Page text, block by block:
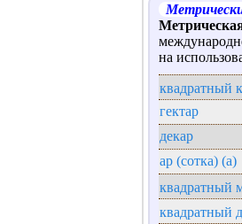
на
квадратный
гектар
декар
ар (сотка) (a)
квадратный
квадратный